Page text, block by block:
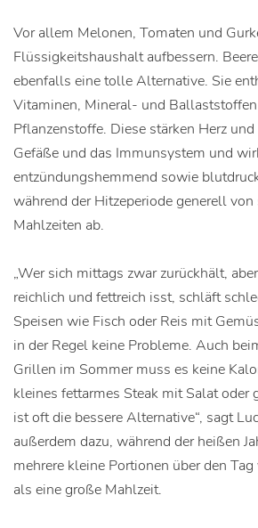
Vor allem Melonen, Tomaten und
Flüssigkeitshaushalt aufbessern.
ebenfalls eine tolle Alternative. Sie
Vitaminen, Mineral- und
Pflanzenstoffe. Diese stärken Herz
Gefäße und das Immunsystem und
entzündungshemmend sowie
während der Hitzeperiode generell von
Mahlzeiten ab.
„Wer sich mittags zwar zurückhält,
reichlich und fettreich isst, schläft
Speisen wie Fisch oder Reis mit
in der Regel keine Probleme. Auch
Grillen im Sommer muss es keine
kleines fettarmes Steak mit Salat oder
ist oft die bessere Alternative“, sagt
außerdem dazu, während der heißen
mehrere kleine Portionen über den
als eine große Mahlzeit.